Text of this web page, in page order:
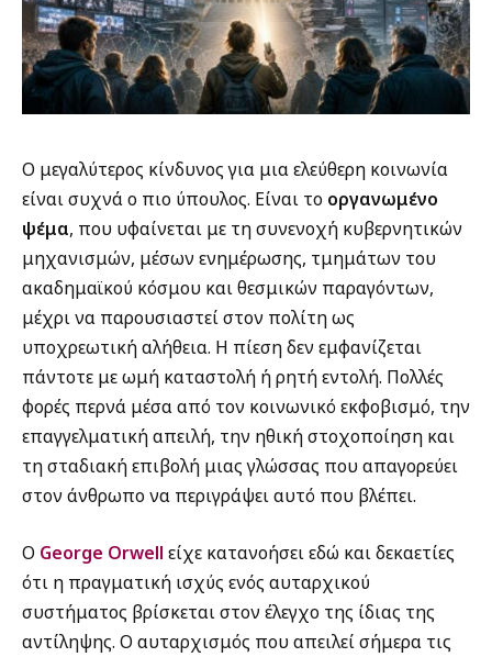
Ο μεγαλύτερος κίνδυνος για μια ελεύθερη κοινωνία
είναι συχνά ο πιο ύπουλος. Είναι το οργανωμένο
ψέμα, που υφαίνεται με τη συνενοχή κυβερνητικών
μηχανισμών, μέσων ενημέρωσης, τμημάτων του
ακαδημαϊκού κόσμου και θεσμικών παραγόντων,
μέχρι να παρουσιαστεί στον πολίτη ως
υποχρεωτική αλήθεια. Η πίεση δεν εμφανίζεται
πάντοτε με ωμή καταστολή ή ρητή εντολή. Πολλές
φορές περνά μέσα από τον κοινωνικό εκφοβισμό, την
επαγγελματική απειλή, την ηθική στοχοποίηση και
τη σταδιακή επιβολή μιας γλώσσας που απαγορεύει
στον άνθρωπο να περιγράψει αυτό που βλέπει.
Ο George Orwell είχε κατανοήσει εδώ και δεκαετίες
ότι η πραγματική ισχύς ενός αυταρχικού
συστήματος βρίσκεται στον έλεγχο της ίδιας της
αντίληψης. Ο αυταρχισμός που απειλεί σήμερα τις